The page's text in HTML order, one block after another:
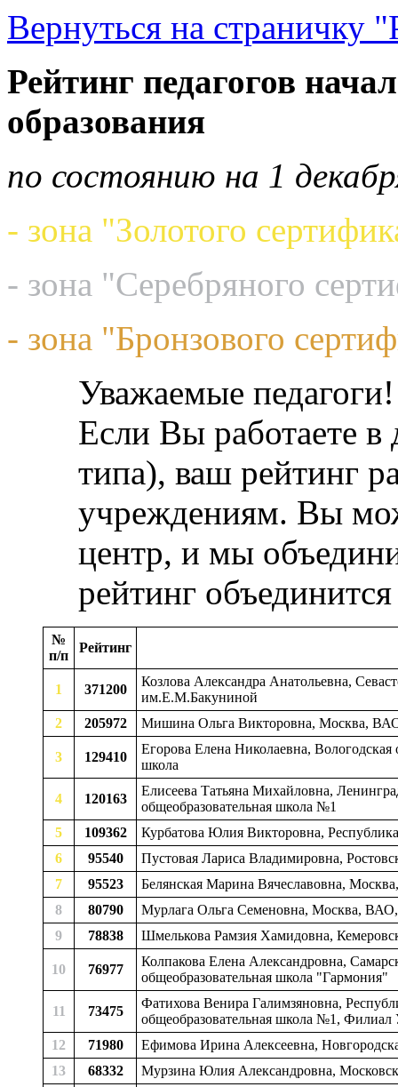
Вернуться на страничку
Рейтинг педагогов
образования
по состоянию на 1
- зона "Золотого
- зона "Серебряного
- зона "Бронзового
Уважаемые педагоги!
Если Вы работаете
типа), ваш рейтинг
учреждениям. Вы
центр, и мы
рейтинг
№
п/п
Рейтинг
1 371200
Козлова Александра Анатольевна,
им.Е.М.Бакуниной
2
205972 Мишина Ольга Викторовна, Москва,
3 129410
Егорова Елена Николаевна,
школа
4 120163
Елисеева Татьяна Михайловна,
общеобразовательная школа №1
5
109362
Курбатова Юлия Викторовна,
6
95540
Пустовая Лариса Владимировна,
7
95523
Белянская Марина Вячеславовна,
8
80790
Мурлага Ольга Семеновна, Москва,
9
78838 Шмелькова Рамзия Хамидовна,
10 76977
Колпакова Елена Александровна,
общеобразовательная школа "Гармония"
11 73475
Фатихова Венира Галимзяновна,
общеобразовательная школа №1, Филиал
12
71980
Ефимова Ирина Алексеевна,
13
68332 Мурзина Юлия Александровна,